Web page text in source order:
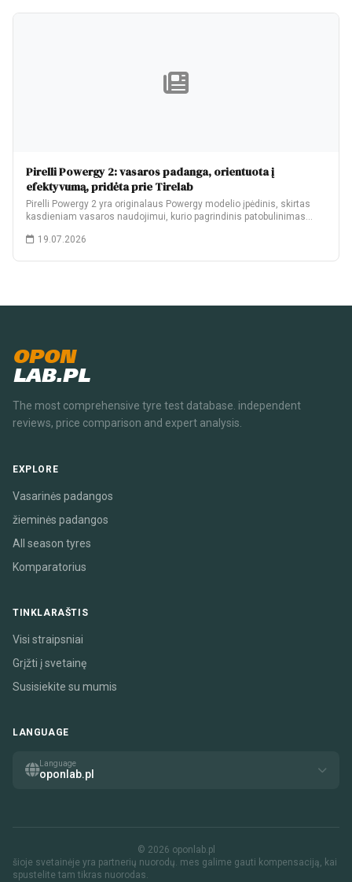
Pirelli Powergy 2: vasaros padanga, orientuota į
efektyvumą, pridėta prie Tirelab
Pirelli Powergy 2 yra originalaus Powergy modelio įpėdinis, skirtas
kasdieniam vasaros naudojimui, kurio pagrindinis patobulinimas…
19.07.2026
OPON
LAB.PL
The most comprehensive tyre test database. independent
reviews, price comparison and expert analysis.
EXPLORE
Vasarinės padangos
žieminės padangos
All season tyres
Komparatorius
TINKLARAŠTIS
Visi straipsniai
Grįžti į svetainę
Susisiekite su mumis
LANGUAGE
Language
oponlab.pl
© 2026 oponlab.pl
šioje svetainėje yra partnerių nuorodų. mes galime gauti kompensaciją, kai
spustelite tam tikras nuorodas.